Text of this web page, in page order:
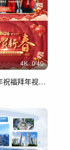
4K 0'40
马年春节新年祝福拜年视频框AE模板 C